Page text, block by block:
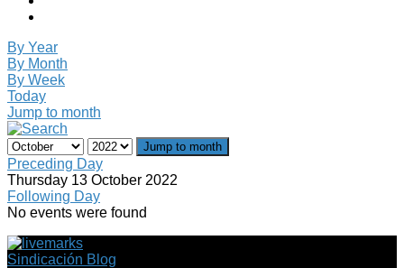
By Year
By Month
By Week
Today
Jump to month
Jump to month
Preceding Day
Thursday 13 October 2022
Following Day
No events were found
Sindicación Blog